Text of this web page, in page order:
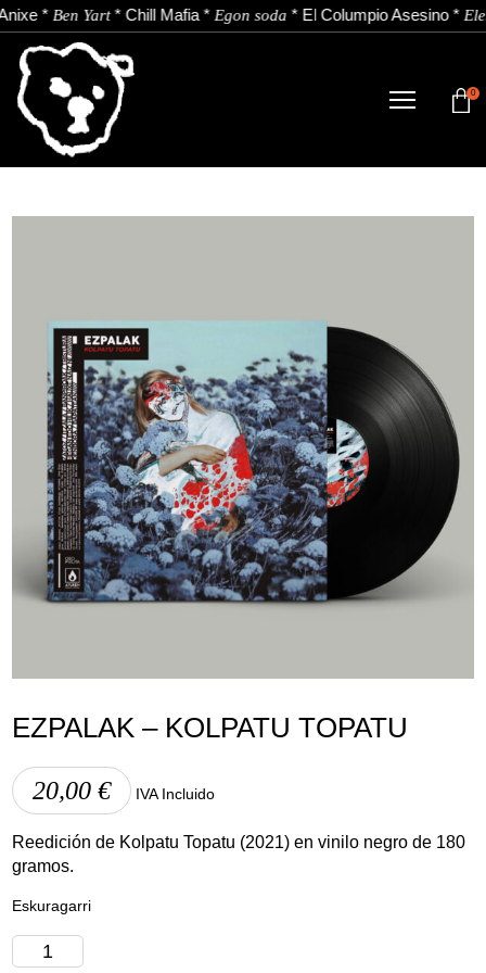
*Ben Yart*Chill Mafia*Egon soda*El Columpio Asesino*
DENDA
KONTAKTUA.
Instagram Youtube Spotify
EU ES
Lege abisua Cookieen politika Pribatutasun-politika
0
EZPALAK – KOLPATU TOPATU
20,00€ IVA Incluido
Reedición de Kolpatu Topatu (2021) en vinilo negro de 180
gramos.
Eskuragarri
Ezpalak
-